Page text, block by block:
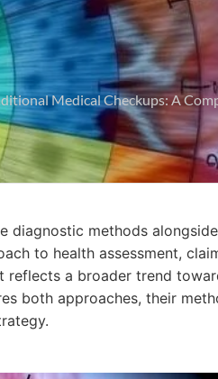
Medical Checkups: A
diagnostic methods
to health assessment,
reflects a broader trend
both approaches, their